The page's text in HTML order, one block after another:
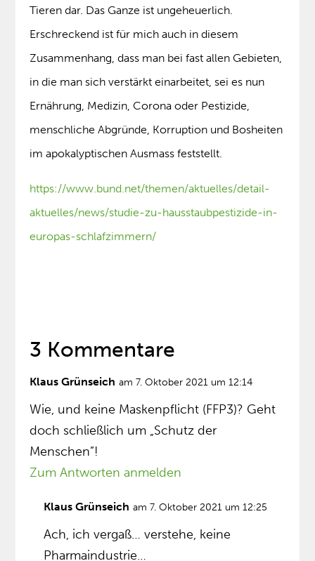
Tieren dar. Das Ganze ist ungeheuerlich.
Erschreckend ist für mich auch in diesem
Zusammenhang, dass man bei fast allen Gebieten,
in die man sich verstärkt einarbeitet, sei es nun
Ernährung, Medizin, Corona oder Pestizide,
menschliche Abgründe, Korruption und Bosheiten
im apokalyptischen Ausmass feststellt.
https://www.bund.net/themen/aktuelles/detail-
aktuelles/news/studie-zu-hausstaubpestizide-in-
europas-schlafzimmern/
3 Kommentare
Klaus Grünseich am 7. Oktober 2021 um 12:14
Wie, und keine Maskenpflicht (FFP3)? Geht
doch schließlich um „Schutz der
Menschen”!
Zum Antworten anmelden
Klaus Grünseich am 7. Oktober 2021 um 12:25
Ach, ich vergaß… verstehe, keine
Pharmaindustrie…